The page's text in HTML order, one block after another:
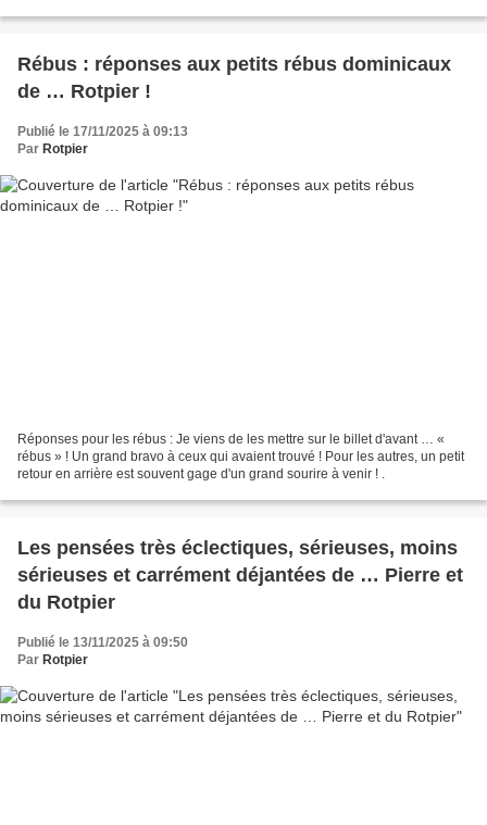
Rébus : réponses aux petits rébus dominicaux
de … Rotpier !
Publié le 17/11/2025 à 09:13
Par Rotpier
Réponses pour les rébus : Je viens de les mettre sur le billet d'avant … «
rébus » ! Un grand bravo à ceux qui avaient trouvé ! Pour les autres, un petit
retour en arrière est souvent gage d'un grand sourire à venir ! .
Les pensées très éclectiques, sérieuses, moins
sérieuses et carrément déjantées de … Pierre et
du Rotpier
Publié le 13/11/2025 à 09:50
Par Rotpier